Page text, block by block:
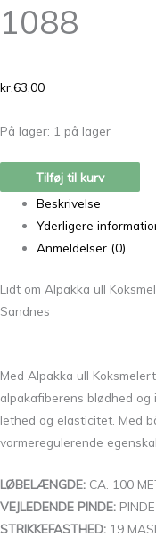
1088
kr.63,00
På lager: 1 på lager
Tilføj til kurv
Beskrivelse
Yderligere
Anmeldelser (0)
Lidt om Alpakka ull
Sandnes
Med Alpakka ull
alpakafiberens blødhed
lethed og elasticitet. Med
varmeregulerende
LØBELÆNGDE: CA. 100
VEJLEDENDE PINDE:
STRIKKEFASTHED: 19